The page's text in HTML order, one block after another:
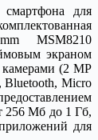
смартфона для
MSM8210
экраном
(2 MP
Bluetooth, Micro
256 Мб до 1 Гб,
для